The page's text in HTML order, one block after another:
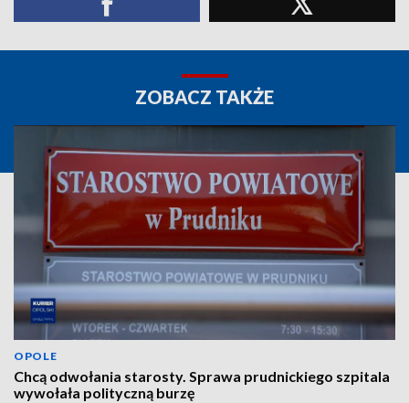
ZOBACZ TAKŻE
OPOLE
Chcą odwołania starosty. Sprawa prudnickiego szpitala
wywołała polityczną burzę